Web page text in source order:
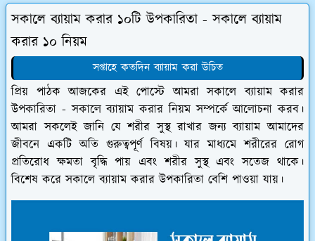
সকালে ব্যায়াম করার ১০টি উপকারিতা - সকালে ব্যায়াম
করার ১০ নিয়ম
সপ্তাহে কতদিন ব্যায়াম করা উচিত
প্রিয় পাঠক আজকের এই পোস্টে আমরা সকালে ব্যায়াম করার
উপকারিতা - সকালে ব্যায়াম করার নিয়ম সম্পর্কে আলোচনা করব।
আমরা সকলেই জানি যে শরীর সুস্থ রাখার জন্য ব্যায়াম আমাদের
জীবনে একটি অতি গুরুত্বপূর্ণ বিষয়। যার মাধ্যমে শরীরের রোগ
প্রতিরোধ ক্ষমতা বৃদ্ধি পায় এবং শরীর সুস্থ এবং সতেজ থাকে।
বিশেষ করে সকালে ব্যায়াম করার উপকারিতা বেশি পাওয়া যায়।